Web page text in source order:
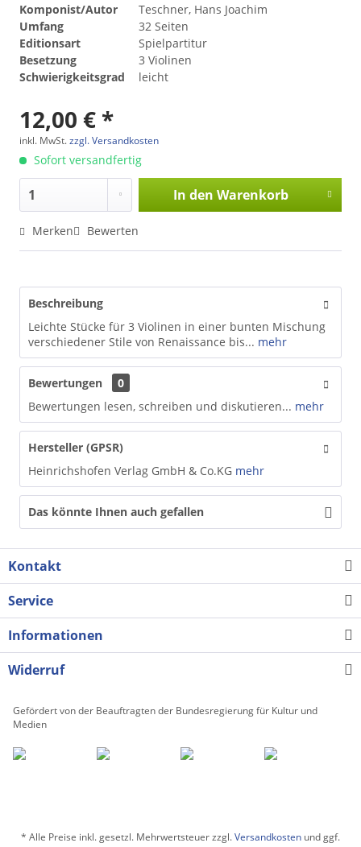
Komponist/Autor
Teschner, Hans Joachim
Umfang
32 Seiten
Editionsart
Spielpartitur
Besetzung
3 Violinen
Schwierigkeitsgrad
leicht
12,00 € *
inkl. MwSt.zzgl. Versandkosten
Sofort versandfertig
In den Warenkorb
Merken Bewerten
Beschreibung
Leichte Stücke für 3 Violinen in einer bunten Mischung
verschiedener Stile von Renaissance bis... mehr
Bewertungen
0
Bewertungen lesen, schreiben und diskutieren... mehr
Hersteller (GPSR)
Heinrichshofen Verlag GmbH & Co.KG mehr
Das könnte Ihnen auch gefallen
Kontakt
Service
Informationen
Widerruf
Gefördert von der Beauftragten der Bundesregierung für Kultur und
Medien
* Alle Preise inkl. gesetzl. Mehrwertsteuer zzgl.Versandkosten und ggf.